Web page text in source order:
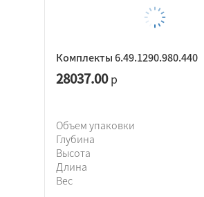
Комплекты 6.49.1290.980.440
28037.00р
Объем упаковки
Глубина
Высота
Длина
Вес